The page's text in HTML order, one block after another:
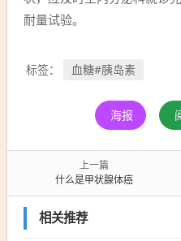
耐量试验。
标签： 血糖#胰岛素
海报
上一篇
什么是甲状腺体癌
相关推荐